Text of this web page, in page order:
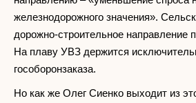
железнодорожного значения».
дорожно-строительное направление
На плаву УВЗ держится
гособоронзаказа.
Но как же Олег Сиенко выходит из